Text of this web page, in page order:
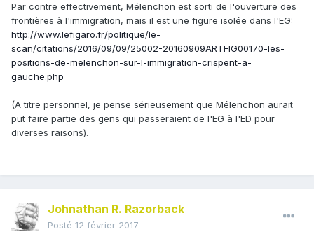
Par contre effectivement, Mélenchon est sorti de l'ouverture des
frontières à l'immigration, mais il est une figure isolée dans l'EG:
http://www.lefigaro.fr/politique/le-
scan/citations/2016/09/09/25002-20160909ARTFIG00170-les-
positions-de-melenchon-sur-l-immigration-crispent-a-
gauche.php
(A titre personnel, je pense sérieusement que Mélenchon aurait
put faire partie des gens qui passeraient de l'EG à l'ED pour
diverses raisons).
Johnathan R. Razorback
Posté 12 février 2017